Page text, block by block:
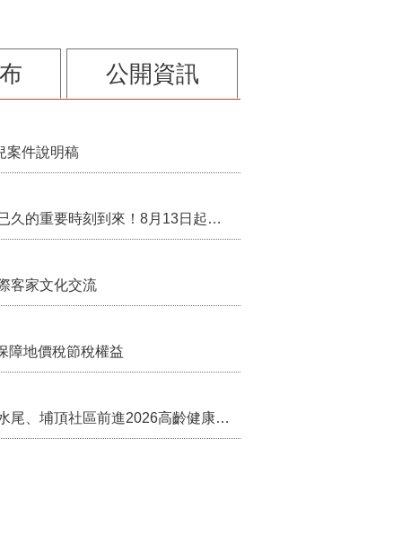
公開資訊
案件說明稿
行政院核定西拉雅族為平埔原住民族群 盼望已久的重要時刻到來！8月13日起受理民族成員名冊登記
客家文化交流
障地價稅節稅權益
苗栗農村綠色照顧成果登上全國舞台！ 後龍水尾、埔頂社區前進2026高齡健康產業博覽會